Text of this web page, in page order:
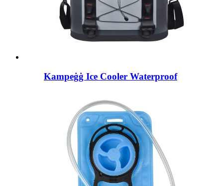
Kampeġġ Ice Cooler Waterproof